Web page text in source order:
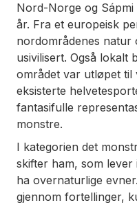
Nord-Norge og
år. Fra et europeisk
nordområdenes natur
usivilisert. Også lokalt
området var utløpet til
eksisterte
fantasifulle
monstre.
I kategorien det
skifter ham, som
ha overnaturlige
gjennom fortellinger,